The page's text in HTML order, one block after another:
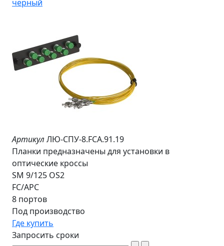
Артикул ЛЮ-СПУ-8.FCA.91.19
Планки предназначены для установки в
оптические кроссы
SM 9/125 OS2
FC/APC
8 портов
Под производство
Где купить
Запросить сроки